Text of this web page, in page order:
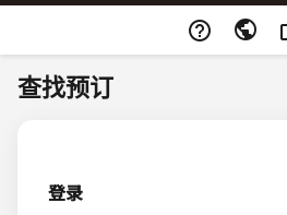
跳到内容
查找预订
登录